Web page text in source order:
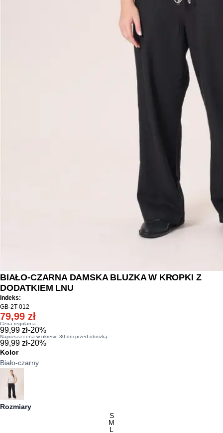
BIAŁO-CZARNA DAMSKA BLUZKA W KROPKI Z
DODATKIEM LNU
Indeks:
GB-2T-012
79,99 zł
Cena regularna:
99,99 zł-20%
Najniższa cena w okresie 30 dni przed obniżką:
99,99 zł-20%
Kolor
Biało-czarny
Rozmiary
S
M
L